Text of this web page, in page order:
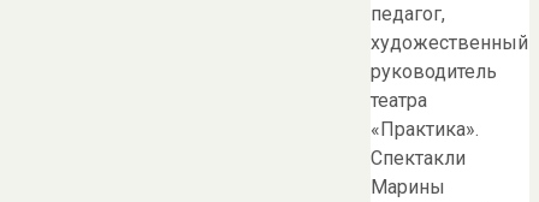
педагог,
художественный
руководитель
театра
«Практика».
Спектакли
Марины